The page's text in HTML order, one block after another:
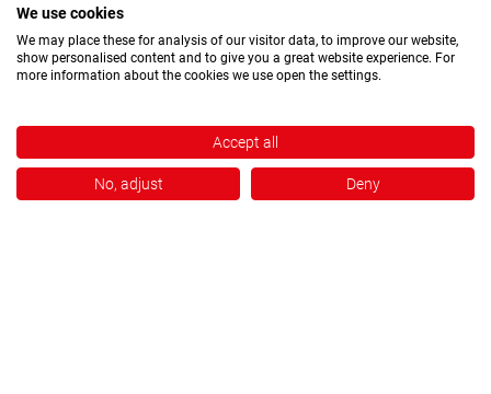
Your lab supplier for cost-efficiency and quality
with personal on-site support | Feel free to call
us at+49 2534 970 216
Company
We use cookies
We may place these for analysis of our visitor data, to improve our website,
show personalised content and to give you a great website experience. For
more information about the cookies we use open the settings.
Accept all
No, adjust Deny